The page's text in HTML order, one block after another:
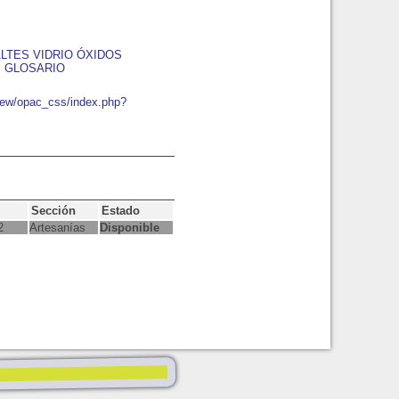
VIDRIO ÓXIDOS
GLOSARIO
opac_css/index.php?
Sección
Estado
Artesanías Disponible